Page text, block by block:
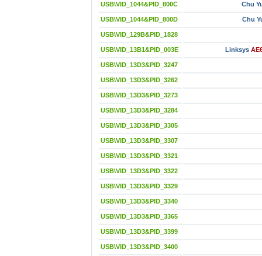
USB\VID_1044&PID_800C Chu
USB\VID_1044&PID_800D Chu
USB\VID_129B&PID_1828
USB\VID_13B1&PID_003E Linksys
USB\VID_13D3&PID_3247
USB\VID_13D3&PID_3262
USB\VID_13D3&PID_3273
USB\VID_13D3&PID_3284
USB\VID_13D3&PID_3305
USB\VID_13D3&PID_3307
USB\VID_13D3&PID_3321
USB\VID_13D3&PID_3322
USB\VID_13D3&PID_3329
USB\VID_13D3&PID_3340
USB\VID_13D3&PID_3365
USB\VID_13D3&PID_3399
USB\VID_13D3&PID_3400